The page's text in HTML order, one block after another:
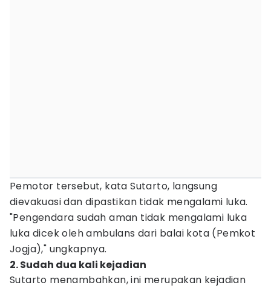
Pemotor tersebut, kata Sutarto, langsung
dievakuasi dan dipastikan tidak mengalami luka.
"Pengendara sudah aman tidak mengalami luka
luka dicek oleh ambulans dari balai kota (Pemkot
Jogja)," ungkapnya.
2. Sudah dua kali kejadian
Sutarto menambahkan, ini merupakan kejadian